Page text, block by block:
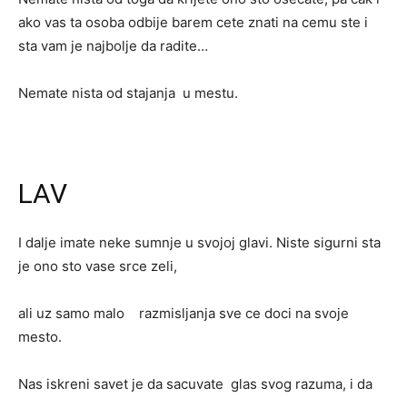
ako vas ta osoba odbije barem cete znati na cemu ste i
sta vam je najbolje da radite…
Nemate nista od stajanja u mestu.
LAV
I dalje imate neke sumnje u svojoj glavi. Niste sigurni sta
je ono sto vase srce zeli,
ali uz samo malo razmisljanja sve ce doci na svoje
mesto.
Nas iskreni savet je da sacuvate glas svog razuma, i da